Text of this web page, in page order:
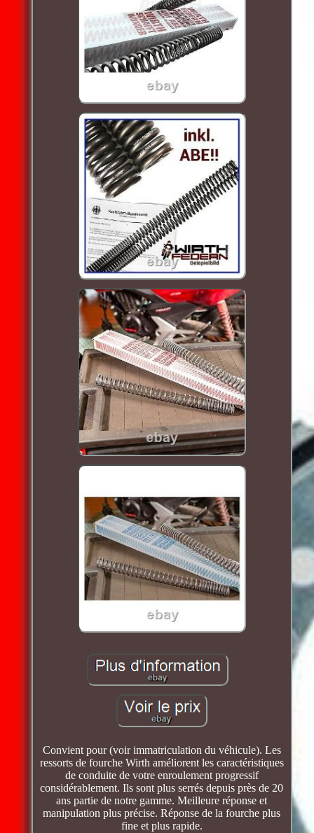
Convient pour (voir immatriculation du véhicule). Les
ressorts de fourche Wirth améliorent les caractéristiques
de conduite de votre enroulement progressif
considérablement. Ils sont plus serrés depuis près de 20
ans partie de notre gamme. Meilleure réponse et
manipulation plus précise. Réponse de la fourche plus
fine et plus rapide.